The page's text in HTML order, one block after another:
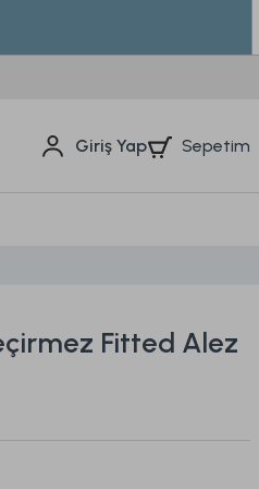
Giriş Yap Sepetim
Fitted Alez